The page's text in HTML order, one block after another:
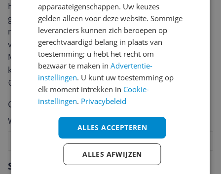
Specificaties
Heb jij dit product in bezit en wil je graag je mening
geven? Start dan hieronder met het schrijven van je
review. Afhankelijk van de details duurt het schrijven
van een review gemiddeld tussen de 3 en 10 minuten.
Met jouw mening help je andere bezoekers een betere
keuze te maken én maak je iedere maand kans op
€250,-!
Klik hier voor de actievoorwaarden.
Cijfer
Welk cijfer geef jij dit product?
8
7
6
5
4
3
Vraag 1 van 4
apparaateigenschappen. Uw keuzes
gelden alleen voor deze website. Sommige
leveranciers kunnen zich beroepen op
gerechtvaardigd belang in plaats van
toestemming; u hebt het recht om
bezwaar te maken inAdvertentie-
instellingen. U kunt uw toestemming op
elk moment intrekken in Cookie-
instellingen. Privacybeleid
ALLES ACCEPTEREN
ALLES AFWIJZEN